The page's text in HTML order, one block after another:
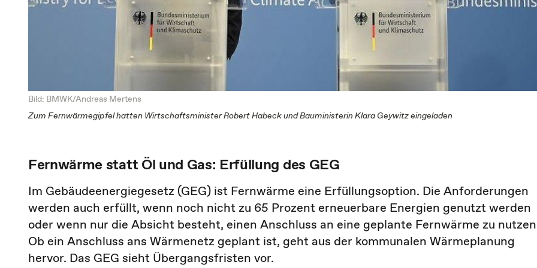
Bild: BMWK/Andreas Mertens
Zum Fernwärmegipfel hatten Wirtschaftsminister Robert Habeck und Bauministerin Klara Geywitz eingeladen
Fernwärme statt Öl und Gas: Erfüllung des GEG
Im Gebäudeenergiegesetz (GEG) ist Fernwärme eine Erfüllungsoption. Die Anforderungen
werden auch erfüllt, wenn noch nicht zu 65 Prozent erneuerbare Energien genutzt werden
oder wenn nur die Absicht besteht, einen Anschluss an eine geplante Fernwärme zu
Ob ein Anschluss ans Wärmenetz geplant ist, geht aus der kommunalen Wärmeplanung
hervor. Das GEG sieht Übergangsfristen vor.